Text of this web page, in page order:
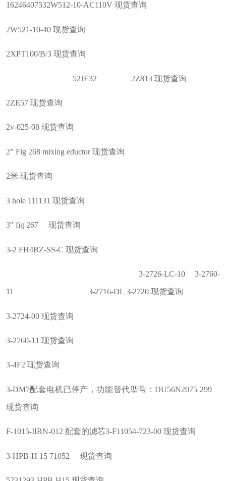
16246407532W512-10-AC110V 现货查询
2W521-10-40 现货查询
2XPT100/B/3 现货查询
52JE32 2Z813 现货查询
2ZE57 现货查询
2v-025-08 现货查询
2” Fig 268 mixing eductor 现货查询
2米 现货查询
3 hole 111131 现货查询
3" fig 267 现货查询
3-2 FH4BZ-SS-C 现货查询
3-2726-LC-10 3-2760-
11 3-2716-DL 3-2720 现货查询
3-2724-00 现货查询
3-2760-11 现货查询
3-4F2 现货查询
3-DM7配套电机已停产，功能替代型号：DU56N2075 299
现货查询
F-1015-IIRN-012 配套的滤芯3-F11054-723-00 现货查询
3-HPB-H 15 71052 现货查询